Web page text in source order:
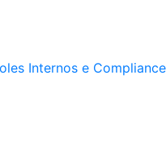
Internos e Compliance